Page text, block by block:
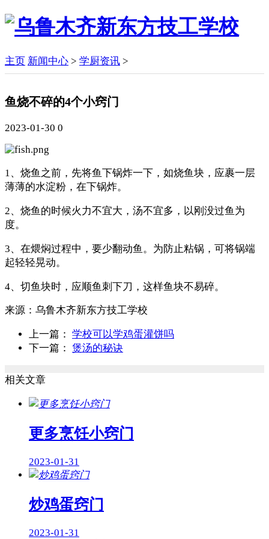
主页 新闻中心 > 学厨资讯 >
鱼烧不碎的4个小窍门
2023-01-30 0
1、烧鱼之前，先将鱼下锅炸一下，如烧鱼块，应裹一层
薄薄的水淀粉，在下锅炸。
2、烧鱼的时候火力不宜大，汤不宜多，以刚没过鱼为
度。
3、在煨焖过程中，要少翻动鱼。为防止粘锅，可将锅端
起轻轻晃动。
4、切鱼块时，应顺鱼刺下刀，这样鱼块不易碎。
来源： 乌鲁木齐新东方技工学校
上一篇： 学校可以学鸡蛋灌饼吗
下一篇： 煲汤的秘诀
相关文章
更多烹饪小窍门
2023-01-31
炒鸡蛋窍门
2023-01-31